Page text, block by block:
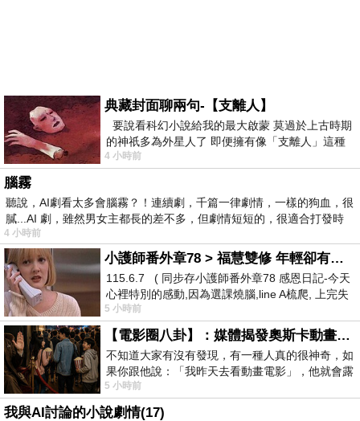
典藏封面聊兩句-【支離人】
要說看科幻小說給我的最大啟蒙 莫過於上古時期
的神祇多為外星人了 即便擁有像「支離人」這種
驚世駭俗的神通法門 也未必讀
4 小時前
腦霧
聽說，AI劇看太多會腦霧？！連續劇，千篇一律劇情，一樣的狗血，很
膩...AI 劇，雖然男女主都長的差不多，但劇情短短的，很適合打發時
4 小時前
小護師番外章78 > 福慧雙修 年輕卻有個老靈魂 ㄑ金剛經〉podcast
115.6.7 ( 同步存小護師番外章78 感恩日記-今天
心裡特別的感動,因為選課燒腦,line A梳爬, 上完失
智課的她,特來傾
5 小時前
【電影圈八卦】：媒體揭發奧斯卡動畫項目投票醜聞！好萊塢為什麼看不起動畫電影？
不知道大家有沒有發現，有一種人真的很神奇，如
果你跟他說：「我昨天去看動畫電影」，他就會露
出一種慈祥的微笑，然後問你是不是陪小
5 小時前
我與AI討論的小說劇情(17)